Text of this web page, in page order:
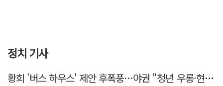
정치 기사
황희 '버스 하우스' 제안 후폭풍…야권 "청년 우롱·현실 괴리" 총공세